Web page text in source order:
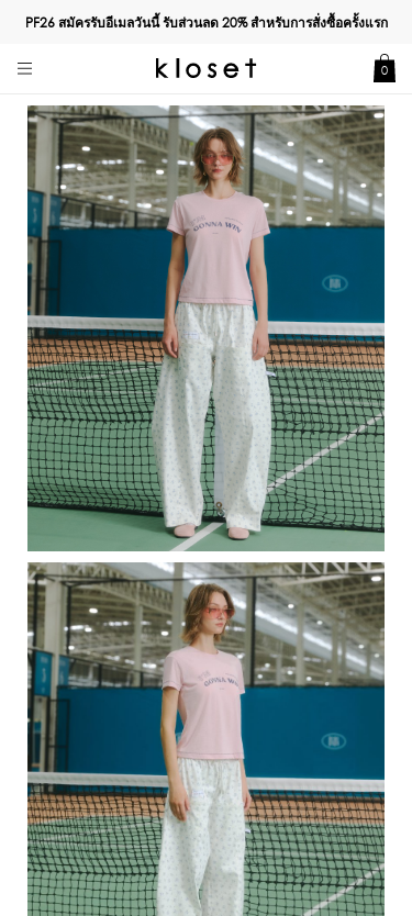
PF26 สมัครรับอีเมลวันนี้ รับส่วนลด20%สำหรับการสั่งซื้อครั้งแรก
0